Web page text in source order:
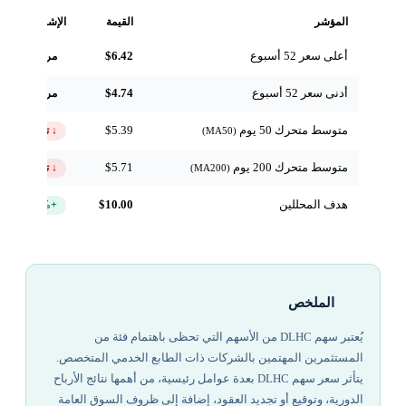
المؤشر القيمة الإشارة
أعلى سعر 52 أسبوع $6.42 مرجعي
أدنى سعر 52 أسبوع $4.74 مرجعي
متوسط متحرك 50 يوم $5.39 ↓ تحت
متوسط متحرك 200 يوم $5.71 ↓ تحت
هدف المحللين $10.00
+105.8%
الملخص
يُعتبر سهم DLHC من الأسهم التي تحظى باهتمام فئة من
المستثمرين المهتمين بالشركات ذات الطابع الخدمي المتخصص.
يتأثر سعر سهم DLHC بعدة عوامل رئيسية، من أهمها نتائج الأرباح
الدورية، وتوقيع أو تجديد العقود، إضافة إلى ظروف السوق العامة